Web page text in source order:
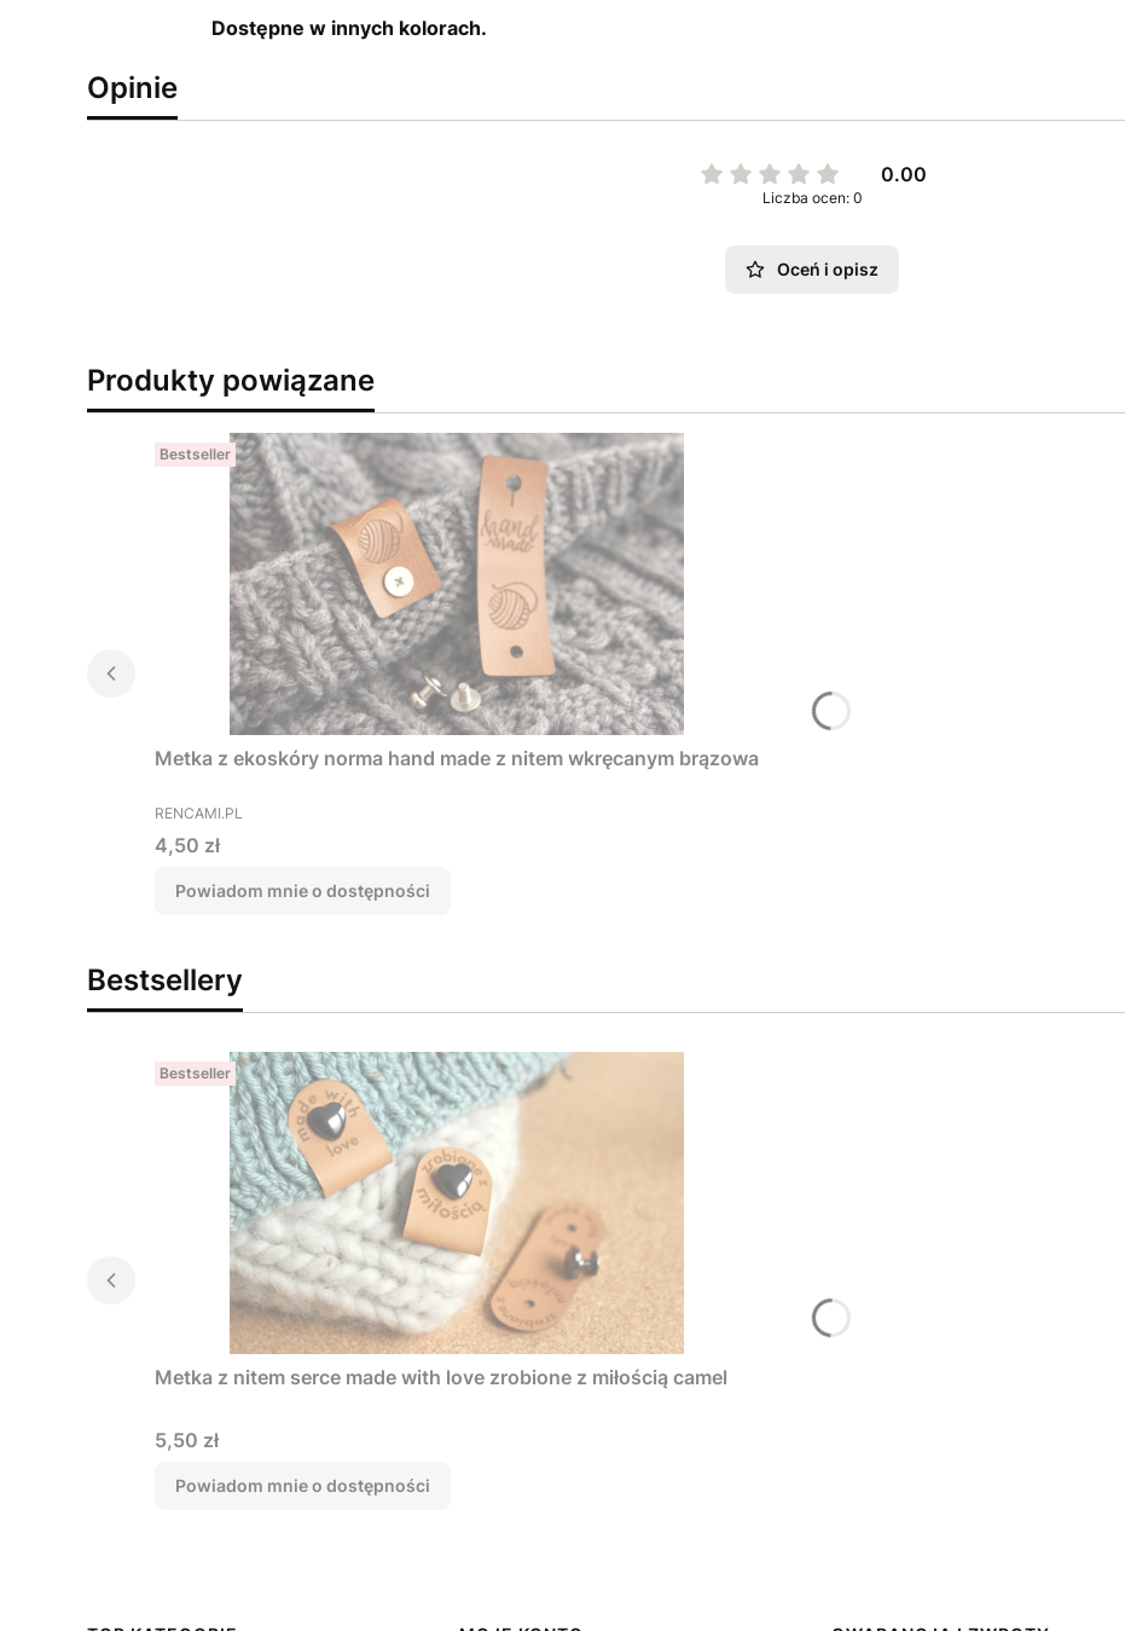
Dostępne w innych kolorach.
Opinie
0.00
Liczba ocen: 0
Oceń i opisz
Produkty powiązane
Bestseller
Metka z ekoskóry norma hand made z nitem wkręcanym brązowa
PRODUCENT
RENCAMI.PL
Cena
4,50 zł
Powiadom mnie o dostępności
Bestsellery
Bestseller
Metka z nitem serce made with love zrobione z miłością camel
Cena
5,50 zł
Powiadom mnie o dostępności